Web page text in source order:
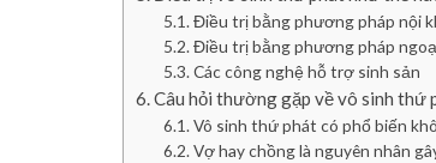
Điều trị bằng phương pháp nội
Điều trị bằng phương pháp
Các công nghệ hỗ trợ sinh sản
Câu hỏi thường gặp về vô sinh thứ
Vô sinh thứ phát có phổ biến
Vợ hay chồng là nguyên nhân